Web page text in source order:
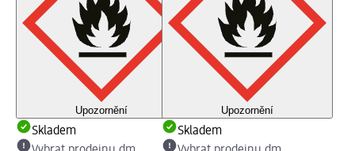
Upozornění
Skladem
Upozornění
Skladem